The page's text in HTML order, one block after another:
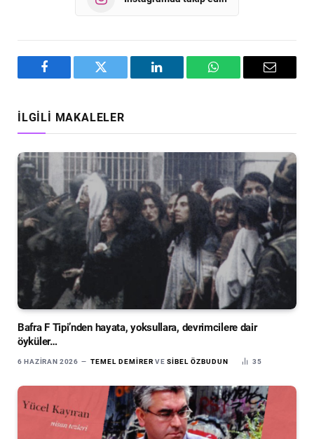
Facebook Twitter LinkedIn WhatsAppEmail
İLGILI MAKALELER
Bafra F Tipi’nden hayata, yoksullara, devrimcilere dair
öyküler…
6 HAZIRAN 2026 TEMEL DEMIRER VESIBEL ÖZBUDUN 35